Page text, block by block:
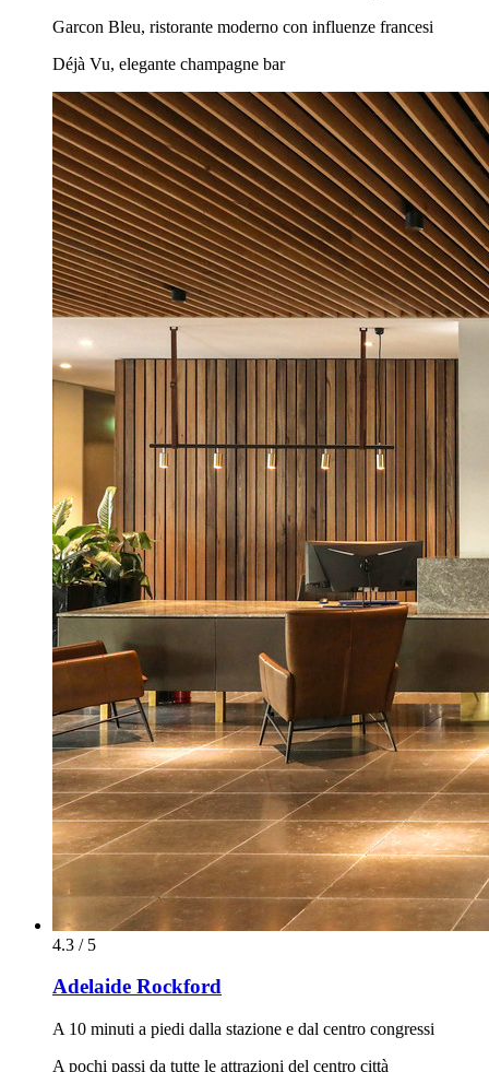
Garcon Bleu, ristorante moderno con influenze francesi
Déjà Vu, elegante champagne bar
4.3 / 5
Adelaide Rockford
A 10 minuti a piedi dalla stazione e dal centro congressi
A pochi passi da tutte le attrazioni del centro città